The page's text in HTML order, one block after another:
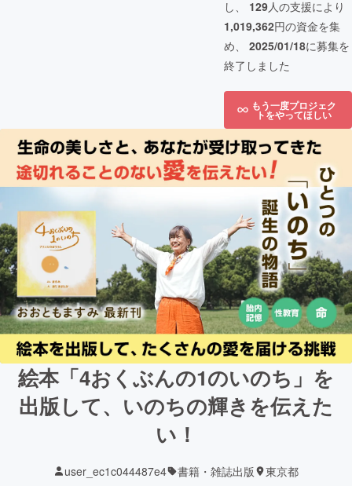
し、 129人の支援により
1,019,362円の資金を集
め、 2025/01/18に募集を
終了しました
もう一度プロジェク
トをやってほしい
絵本「4おくぶんの1のいのち」を
出版して、いのちの輝きを伝えた
い！
user_ec1c044487e4 書籍・雑誌出版 東京都